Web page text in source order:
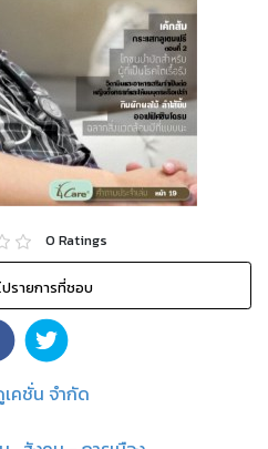
0 Ratings
ปรายการที่ชอบ
คชั่น จำกัด